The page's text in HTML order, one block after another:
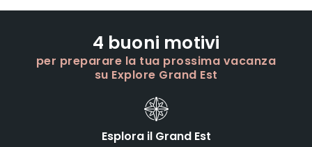
4 buoni motivi
per preparare la tua prossima vacanza
su Explore Grand Est
Esplora il Grand Est